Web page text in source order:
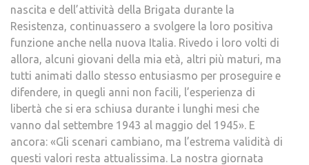
nascita e dell’attività della Brigata durante la
Resistenza, continuassero a svolgere la loro positiva
funzione anche nella nuova Italia. Rivedo i loro volti di
allora, alcuni giovani della mia età, altri più maturi, ma
tutti animati dallo stesso entusiasmo per proseguire e
difendere, in quegli anni non facili, l’esperienza di
libertà che si era schiusa durante i lunghi mesi che
vanno dal settembre 1943 al maggio del 1945». E
ancora: «Gli scenari cambiano, ma l’estrema validità di
questi valori resta attualissima. La nostra giornata